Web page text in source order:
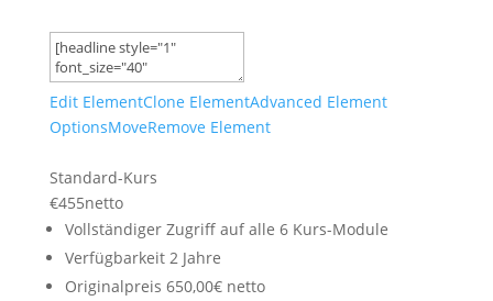
Edit ElementClone ElementAdvanced Element
OptionsMoveRemove Element
Standard-Kurs
€455netto
Vollständiger Zugriff auf alle 6 Kurs-Module
Verfügbarkeit 2 Jahre
Originalpreis 650,00€ netto